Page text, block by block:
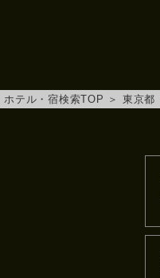
ホテル・宿検索TOP ＞ 東京都